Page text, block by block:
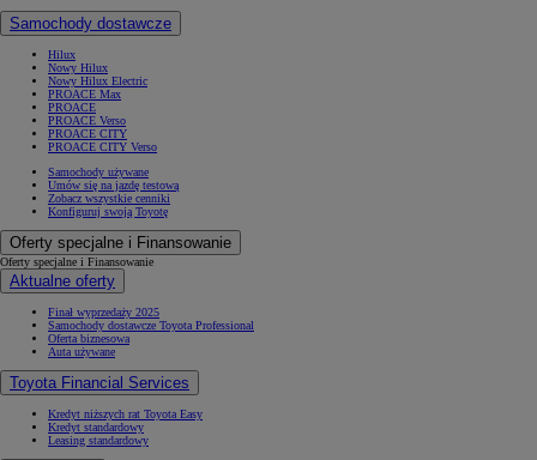
Samochody dostawcze
Hilux
Nowy Hilux
Nowy Hilux Electric
PROACE Max
PROACE
PROACE Verso
PROACE CITY
PROACE CITY Verso
Samochody używane
Umów się na jazdę testową
Zobacz wszystkie cenniki
Konfiguruj swoją Toyotę
Oferty specjalne i Finansowanie
Oferty specjalne i Finansowanie
Aktualne oferty
Finał wyprzedaży 2025
Samochody dostawcze Toyota Professional
Oferta biznesowa
Auta używane
Toyota Financial Services
Kredyt niższych rat Toyota Easy
Kredyt standardowy
Leasing standardowy